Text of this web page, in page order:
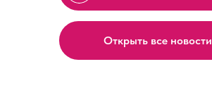
Открыть все новости